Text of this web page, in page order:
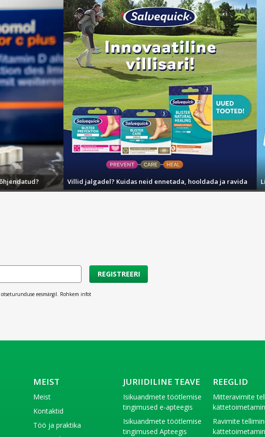
Villid jalgadel? Kuidas neid ennetada, hooldada ja ravida
REGISTREERI
eesmärgil. Rohkem infot
MEIST
Meist
Kontaktid
Töö ja praktika
JURIIDILINE TEAVE
Isikuandmete töötlemise
tingimused e-apteegis
Isikuandmete töötlemise
tingimused Apteegis
REEGLID
Mitteravimite
Ravimite